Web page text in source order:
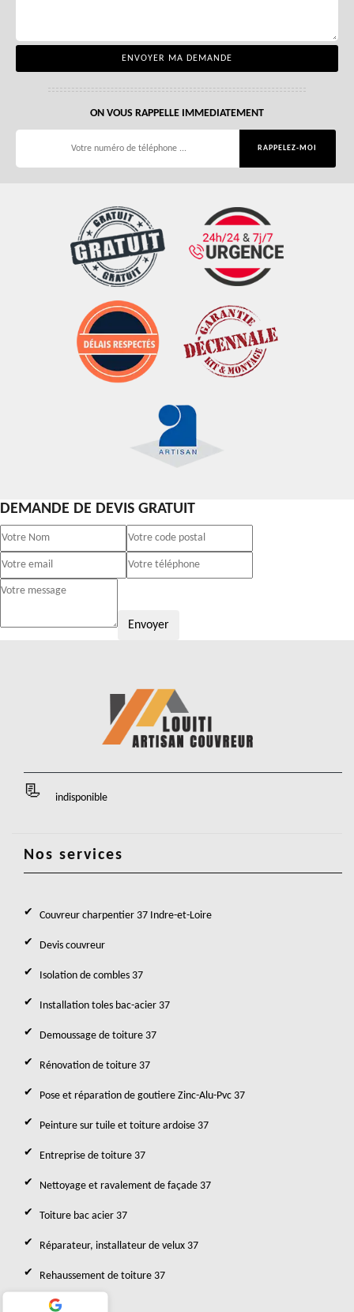
ON VOUS RAPPELLE IMMEDIATEMENT
DEMANDE DE DEVIS GRATUIT
indisponible
Nos services
Couvreur charpentier 37 Indre-et-Loire
Devis couvreur
Isolation de combles 37
Installation toles bac-acier 37
Demoussage de toiture 37
Rénovation de toiture 37
Pose et réparation de goutiere Zinc-Alu-Pvc 37
Peinture sur tuile et toiture ardoise 37
Entreprise de toiture 37
Nettoyage et ravalement de façade 37
Toiture bac acier 37
Réparateur, installateur de velux 37
Rehaussement de toiture 37